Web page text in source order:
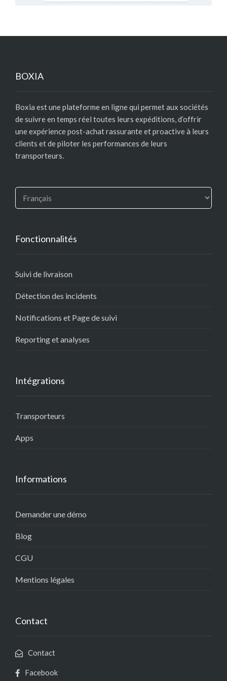
BOXIA
Boxia est une plateforme en ligne qui permet aux sociétés
de suivre en temps réel toutes leurs expéditions, d’offrir
une expérience post-achat rassurante et proactive à leurs
clients et de piloter les performances de leurs
transporteurs.
Fonctionnalités
Suivi de livraison
Détection des incidents
Notifications et Page de suivi
Reporting et analyses
Intégrations
Transporteurs
Apps
Informations
Demander une démo
Blog
CGU
Mentions légales
Contact
Contact
Facebook